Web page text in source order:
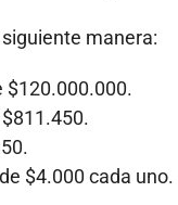
manera:
$120.000.000.
$4.000 cada uno.